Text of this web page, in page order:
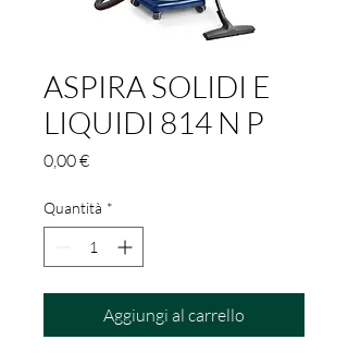
ASPIRA SOLIDI E
LIQUIDI 814 N P
0,00 €Prezzo
Quantità *
Aggiungi al carrello